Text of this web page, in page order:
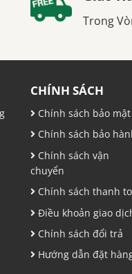
Trong
CHÍNH SÁCH
Chính sách bảo mật
Chính sách bảo
Chính sách vận
chuyển
Chính sách thanh
Điều khoản giao
Chính sách đổi trả
Hướng dẫn đặt